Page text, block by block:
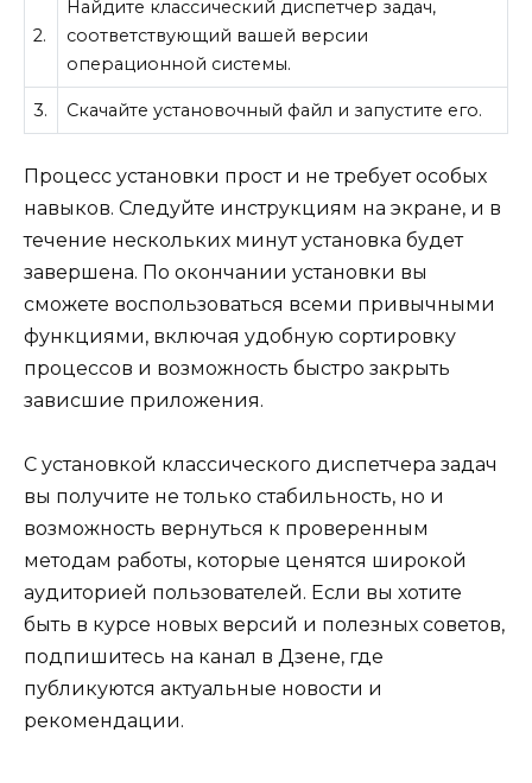
2.
Найдите классический диспетчер задач,
соответствующий вашей версии
операционной системы.
3. Скачайте установочный файл и запустите его.
Процесс установки прост и не требует особых
навыков. Следуйте инструкциям на экране, и в
течение нескольких минут установка будет
завершена. По окончании установки вы
сможете воспользоваться всеми привычными
функциями, включая удобную сортировку
процессов и возможность быстро закрыть
зависшие приложения.
С установкой классического диспетчера задач
вы получите не только стабильность, но и
возможность вернуться к проверенным
методам работы, которые ценятся широкой
аудиторией пользователей. Если вы хотите
быть в курсе новых версий и полезных советов,
подпишитесь на канал в Дзене, где
публикуются актуальные новости и
рекомендации.